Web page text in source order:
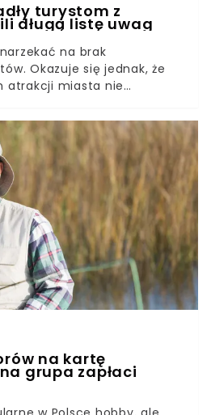
turystom z
długą listę uwag
na brak
Okazuje się jednak, że
atrakcji miasta nie
odradza wizytę na
dlaczego deptak
na kartę
grupa zapłaci